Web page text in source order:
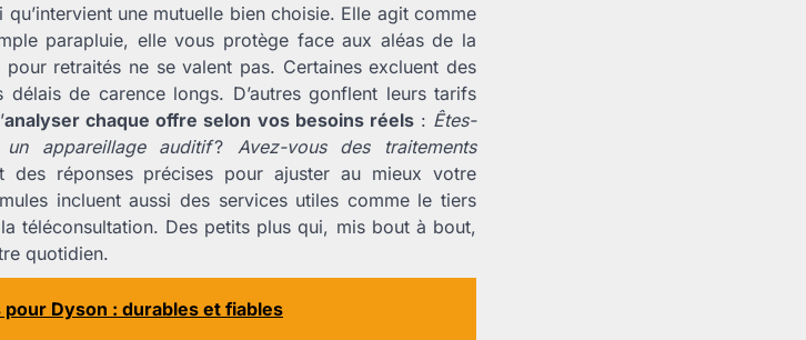
une mutuelle bien choisie. Elle agit comme
parapluie, elle vous protège face aux aléas de la
retraités ne se valent pas. Certaines excluent des
de carence longs. D’autres gonflent leurs tarifs
analyser chaque offre selon vos besoins réels: Êtes-
un appareillage auditif? Avez-vous des traitements
des réponses précises pour ajuster au mieux votre
incluent aussi des services utiles comme le tiers
téléconsultation. Des petits plus qui, mis bout à bout,
quotidien.
pour Dyson : durables et fiables